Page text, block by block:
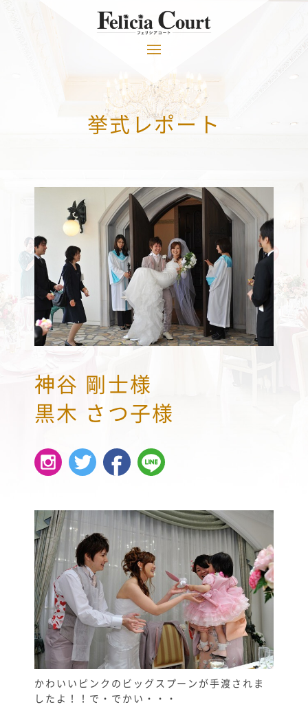
挙式レポート
神谷 剛士様
黒木 さつ子様
かわいいピンクのビッグスプーンが手渡されま
したよ！！で・でかい・・・